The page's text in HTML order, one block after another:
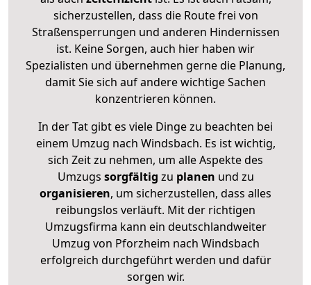
sicherzustellen, dass die Route frei von
Straßensperrungen und anderen Hindernissen
ist. Keine Sorgen, auch hier haben wir
Spezialisten und übernehmen gerne die Planung,
damit Sie sich auf andere wichtige Sachen
konzentrieren können.
In der Tat gibt es viele Dinge zu beachten bei
einem Umzug nach Windsbach. Es ist wichtig,
sich Zeit zu nehmen, um alle Aspekte des
Umzugs sorgfältig zu planen und zu
organisieren, um sicherzustellen, dass alles
reibungslos verläuft. Mit der richtigen
Umzugsfirma kann ein deutschlandweiter
Umzug von Pforzheim nach Windsbach
erfolgreich durchgeführt werden und dafür
sorgen wir.